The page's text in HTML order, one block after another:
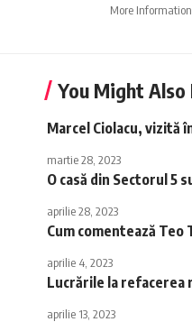
More
You Might Also
Marcel Ciolacu, vizită
martie 28, 2023
O casă din Sectorul 5
aprilie 28, 2023
Cum comentează
aprilie 4, 2023
Lucrările la refacerea
aprilie 13, 2023